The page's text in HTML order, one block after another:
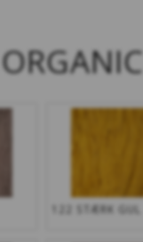
122 STÆRK GUL